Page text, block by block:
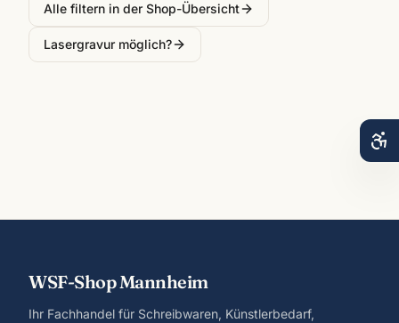
Alle filtern in der Shop-Übersicht
Lasergravur möglich?
WSF-Shop Mannheim
Ihr Fachhandel für Schreibwaren, Künstlerbedarf,